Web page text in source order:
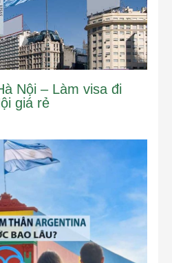
Nội – Làm visa đi
giá rẻ